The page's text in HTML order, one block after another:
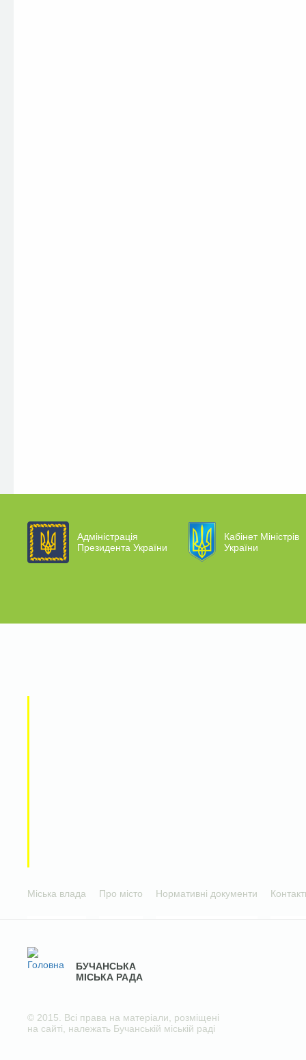
Адміністрація
Президента України
Кабінет Міністрів
України
Міська влада Про місто Нормативні документи
БУЧАНСЬКА
МІСЬКА РАДА
© 2015. Всі права на матеріали, розміщені
на сайті, належать Бучанській міській раді